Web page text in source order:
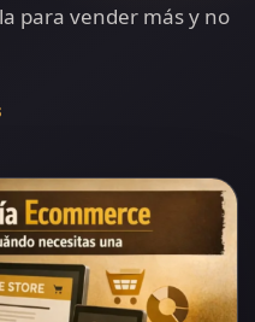
para vender más y no